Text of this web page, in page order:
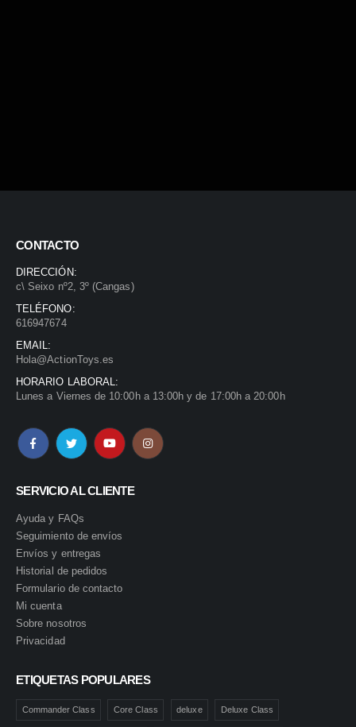
CONTACTO
DIRECCIÓN:
c\ Seixo nº2, 3º (Cangas)
TELÉFONO:
616947674
EMAIL:
Hola@ActionToys.es
HORARIO LABORAL:
Lunes a Viernes de 10:00h a 13:00h y de 17:00h a 20:00h
SERVICIO AL CLIENTE
Ayuda y FAQs
Seguimiento de envíos
Envíos y entregas
Historial de pedidos
Formulario de contacto
Mi cuenta
Sobre nosotros
Privacidad
ETIQUETAS POPULARES
Commander Class Core Class deluxe Deluxe Class